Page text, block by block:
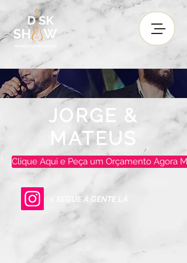
JORGE &
MATEUS
Clique Aqui e Peça um Orçamento Agora
< SEGUE A GENTE LÁ